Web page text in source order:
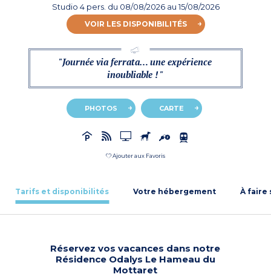
Studio 4 pers. du 08/08/2026au 15/08/2026
VOIR LES DISPONIBILITÉS
"Journée via ferrata… une expérience
inoubliable ! "
PHOTOS CARTE
Ajouter aux Favoris
Tarifs et disponibilités Votre hébergement À faire
Réservez vos vacances dans notre
Résidence Odalys Le Hameau du
Mottaret